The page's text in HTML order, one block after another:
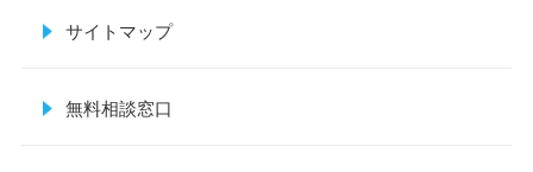
サイトマップ
無料相談窓口